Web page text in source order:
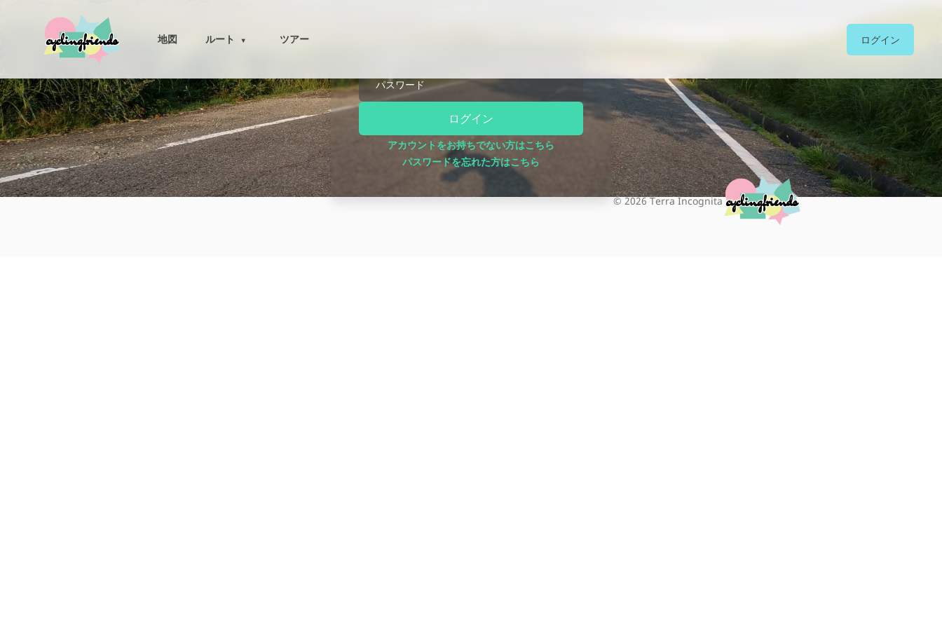
cyclingfriends 地図 ルート ▾ ツアー ログイン
パスワード
ログイン
アカウントをお持ちでない方はこちら
パスワードを忘れた方はこちら
会社について
特定商取引法に基づく表記
ツアー
スケジュール
ツアー規約
バイクレンタル規約
開催実績
取り扱いブランド
©2026Terra Incognita cyclingfriends